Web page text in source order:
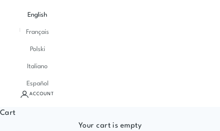
English
Français
Polski
Italiano
Español
ACCOUNT
Cart
Your cart is empty